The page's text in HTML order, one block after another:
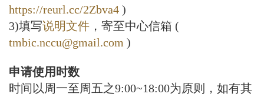
https://reurl.cc/2Zbva4 )
3)填写说明文件 ，寄至中心信箱 (
tmbic.nccu@gmail.com )
申请使用时数
时间以周一至周五之9:00~18:00为原则，如有其